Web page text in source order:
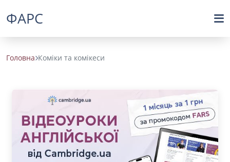
ФАРС
Головна Коміки та комікеси